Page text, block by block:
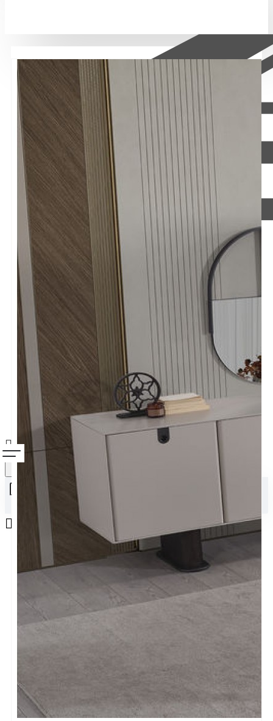
Alışveriş sepetiniz boş!